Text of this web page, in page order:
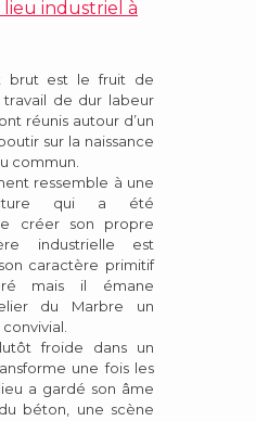
lieu industriel à
brut est le fruit de
travail de dur labeur
réunis autour d’un
sur la naissance
commun.
ressemble à une
qui a été
créer son propre
industrielle est
caractère primitif
mais il émane
du Marbre un
froide dans un
une fois les
a gardé son âme
béton, une scène